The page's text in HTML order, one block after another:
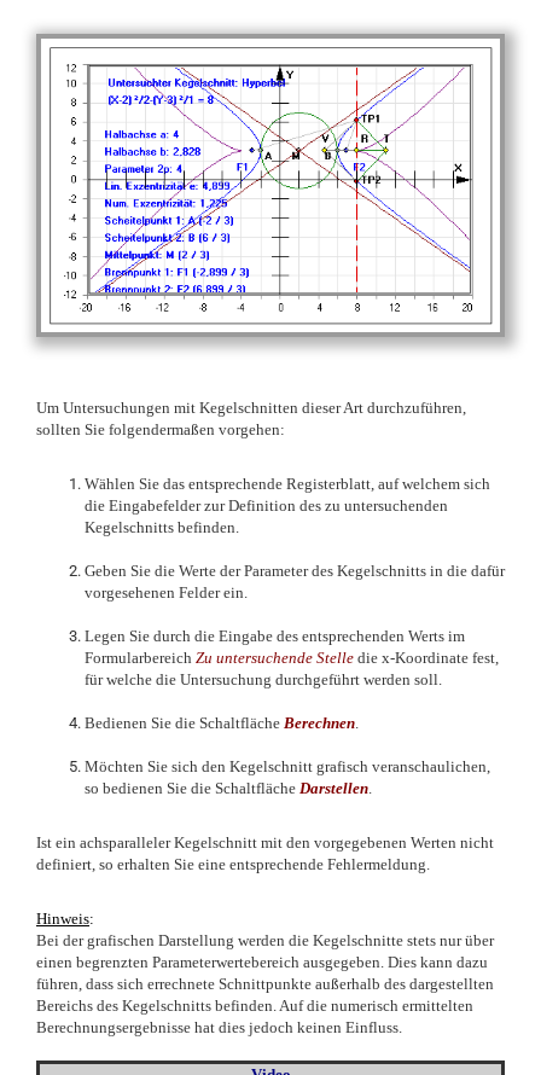
Um Untersuchungen mit Kegelschnitten dieser Art durchzuführen,
sollten Sie folgendermaßen vorgehen:
Wählen Sie das entsprechende Registerblatt, auf welchem sich
die Eingabefelder zur Definition des zu untersuchenden
Kegelschnitts befinden.
Geben Sie die Werte der Parameter des Kegelschnitts in die dafür
vorgesehenen Felder ein.
Legen Sie durch die Eingabe des entsprechenden Werts im
Formularbereich Zu untersuchende Stelle die x-Koordinate fest,
für welche die Untersuchung durchgeführt werden soll.
Bedienen Sie die Schaltfläche Berechnen.
Möchten Sie sich den Kegelschnitt grafisch veranschaulichen,
so bedienen Sie die Schaltfläche Darstellen.
Ist ein achsparalleler Kegelschnitt mit den vorgegebenen Werten nicht
definiert, so erhalten Sie eine entsprechende Fehlermeldung.
Hinweis:
Bei der grafischen Darstellung werden die Kegelschnitte stets nur über
einen begrenzten Parameterwertebereich ausgegeben. Dies kann dazu
führen, dass sich errechnete Schnittpunkte außerhalb des dargestellten
Bereichs des Kegelschnitts befinden. Auf die numerisch ermittelten
Berechnungsergebnisse hat dies jedoch keinen Einfluss.